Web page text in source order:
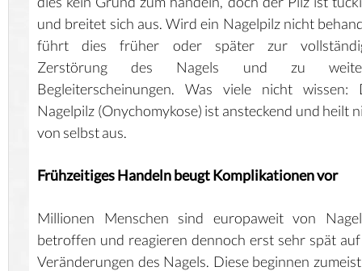
und breitet sich aus. Wird ein Nagelpilz nicht
führt dies früher oder später zur
Zerstörung des Nagels und zu
Begleiterscheinungen. Was viele nicht wissen:
Nagelpilz (Onychomykose) ist ansteckend und heilt
von selbst aus.
Frühzeitiges Handeln beugt Komplikationen vor
Millionen Menschen sind europaweit von
betroffen und reagieren dennoch erst sehr spät
Veränderungen des Nagels. Diese beginnen